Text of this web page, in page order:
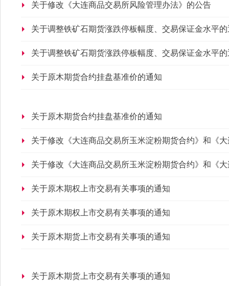
关于修改《大连商品交易所风险管理办法》的公告
关于调整铁矿石期货涨跌停板幅度、交易保证金水平
关于调整铁矿石期货涨跌停板幅度、交易保证金水平
关于原木期货合约挂盘基准价的通知
关于原木期货合约挂盘基准价的通知
关于修改《大连商品交易所玉米淀粉期货合约》和《
关于修改《大连商品交易所玉米淀粉期货合约》和《
关于原木期权上市交易有关事项的通知
关于原木期权上市交易有关事项的通知
关于原木期货上市交易有关事项的通知
关于原木期货上市交易有关事项的通知